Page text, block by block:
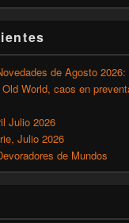
de Agosto
World, caos en
Julio 2026
Julio 2026
de Mundos